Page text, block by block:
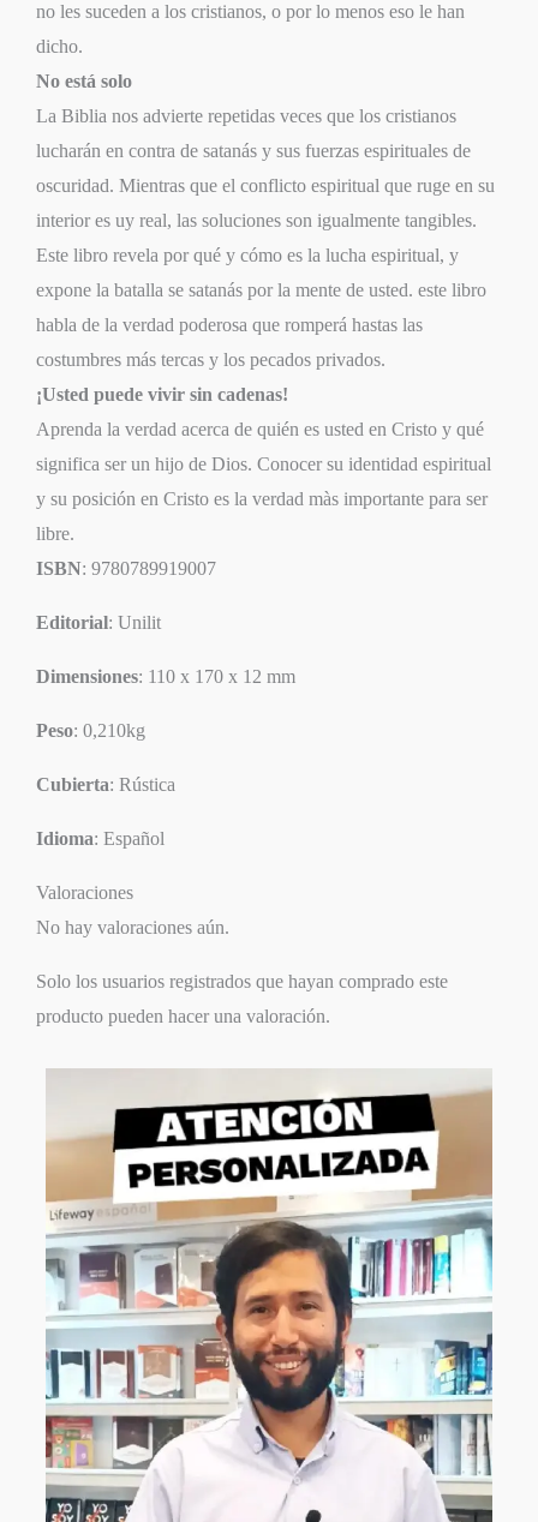
no les suceden a los cristianos, o por lo menos eso le han
dicho.
No está solo
La Biblia nos advierte repetidas veces que los cristianos
lucharán en contra de satanás y sus fuerzas espirituales de
oscuridad. Mientras que el conflicto espiritual que ruge en su
interior es uy real, las soluciones son igualmente tangibles.
Este libro revela por qué y cómo es la lucha espiritual, y
expone la batalla se satanás por la mente de usted. este libro
habla de la verdad poderosa que romperá hastas las
costumbres más tercas y los pecados privados.
¡Usted puede vivir sin cadenas!
Aprenda la verdad acerca de quién es usted en Cristo y qué
significa ser un hijo de Dios. Conocer su identidad espiritual
y su posición en Cristo es la verdad màs importante para ser
libre.
ISBN: 9780789919007
Editorial: Unilit
Dimensiones: 110 x 170 x 12 mm
Peso: 0,210kg
Cubierta: Rústica
Idioma: Español
Valoraciones
No hay valoraciones aún.
Solo los usuarios registrados que hayan comprado este
producto pueden hacer una valoración.